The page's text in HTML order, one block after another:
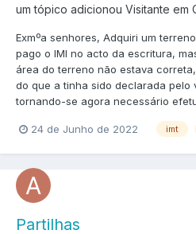
um tópico adicionou Visitante em
Exmºa senhores, Adquiri um
pago o IMI no acto da escritura,
área do terreno não estava
do que a tinha sido declarada pelo
tornando-se agora necessário
24 de Junho de 2022 imt
Partilhas